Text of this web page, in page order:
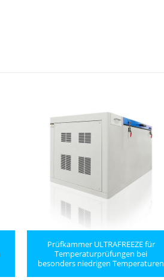
Prüfkammer ULTRAFREEZE für
Temperaturprüfungen bei
besonders niedrigen Temperaturen